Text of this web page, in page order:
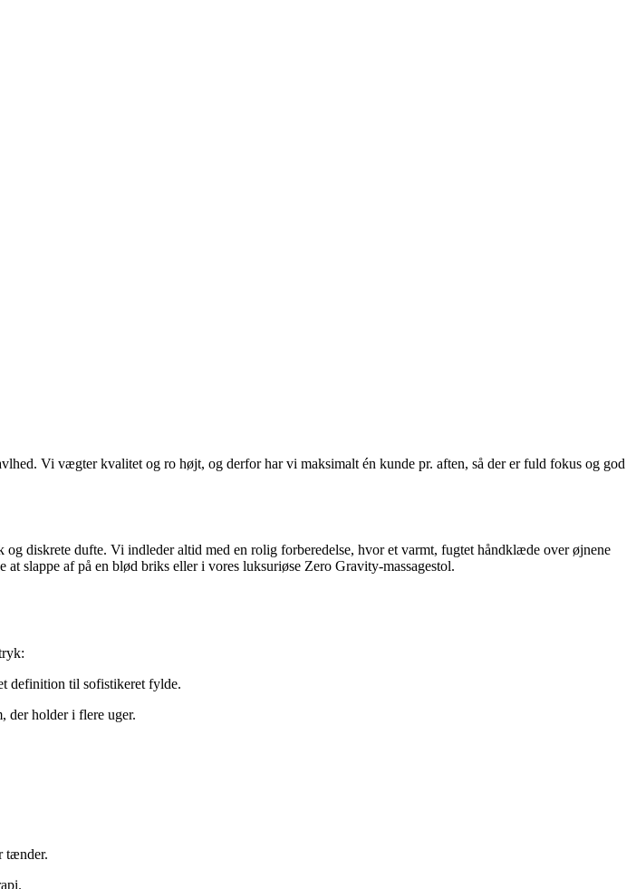
Vi vægter kvalitet og ro højt, og derfor har vi maksimalt én kunde pr. aften, så der er fuld fokus og god
diskrete dufte. Vi indleder altid med en rolig forberedelse, hvor et varmt, fugtet håndklæde over øjnene
slappe af på en blød briks eller i vores luksuriøse Zero Gravity-massagestol.
definition til sofistikeret fylde.
der holder i flere uger.
tænder.